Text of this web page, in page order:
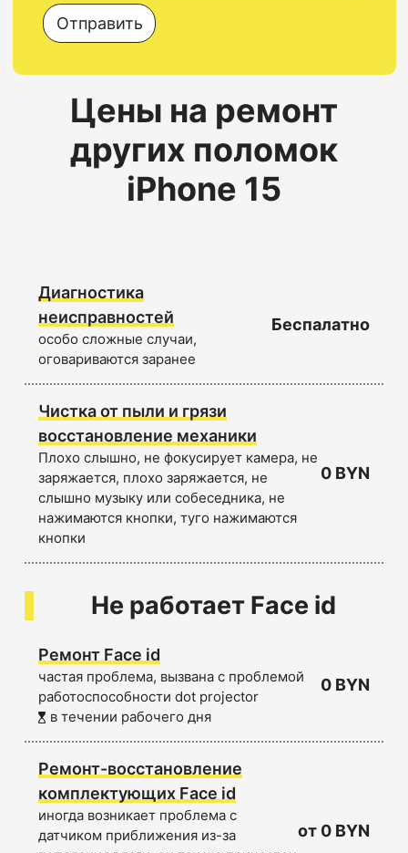
Отправить
Цены на ремонт
других поломок
iPhone 15
Диагностика
неисправностей
особо сложные случаи,
оговариваются заранее
Беспалатно
Чистка от пыли и грязи
восстановление механики
Плохо слышно, не фокусирует камера, не
заряжается, плохо заряжается, не
слышно музыку или собеседника, не
нажимаются кнопки, туго нажимаются
кнопки
0 BYN
Не работает Face id
Ремонт Face id
частая проблема, вызвана с проблемой
работоспособности dot projector
в течении рабочего дня
0 BYN
Ремонт-восстановление
комплектующих Face id
иногда возникает проблема с
датчиком приближения из-за
от 0 BYN